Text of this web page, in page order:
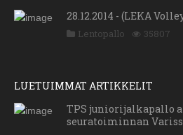
28.12.2014 - (LEKA
Lentopallo 35807
LUETUIMMAT ARTIKKELIT
TPS juniorijalkapallo
seuratoiminnan